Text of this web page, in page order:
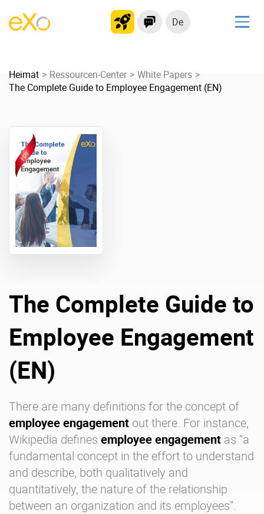
De
kollaborationsplattform
Soziales Netzwerk
Bewerbungsportal
Produkt
Plattform-Übersicht
Warum eXo
Internationalisierung
Über uns
Karriere
Kontakt
Testen Sie eXo
Heimat Ressourcen-Center
White Papers
The Complete Guide to Employee Engagement (EN)
The Complete Guide to
Employee Engagement
(EN)
There are many definitions for the concept of
employee engagement out there. For instance,
Wikipedia defines employee engagement as “a
fundamental concept in the effort to understand
and describe, both qualitatively and
quantitatively, the nature of the relationship
between an organization and its employees”.